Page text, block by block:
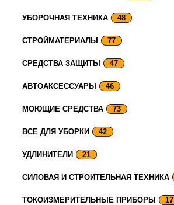
УБОРОЧНАЯ ТЕХНИКА 48
СТРОЙМАТЕРИАЛЫ 77
СРЕДСТВА ЗАЩИТЫ 47
АВТОАКСЕССУАРЫ 46
МОЮЩИЕ СРЕДСТВА 73
ВСЕ ДЛЯ УБОРКИ 42
УДЛИНИТЕЛИ 21
СИЛОВАЯ И СТРОИТЕЛЬНАЯ ТЕХНИКА
ТОКОИЗМЕРИТЕЛЬНЫЕ ПРИБОРЫ 17